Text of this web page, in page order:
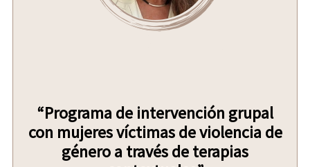
“Programa de intervención grupal
con mujeres víctimas de violencia de
género a través de terapias